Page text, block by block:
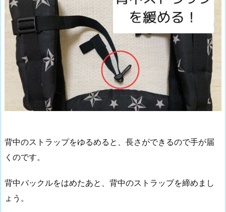
背中のストラップをゆるめると、長さができるので手が届
くのです。
背中バックルをはめたあと、背中のストラップを締めまし
ょう。